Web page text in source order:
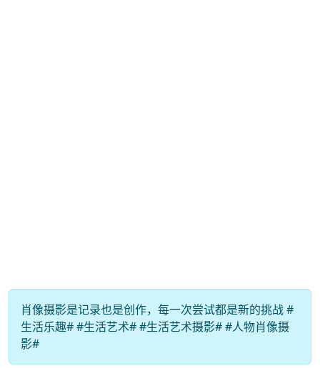
肖像摄影是记录也是创作，每一次尝试都是新的挑战 #
生活乐趣# #生活艺术# #生活艺术摄影# #人物肖像摄
影#